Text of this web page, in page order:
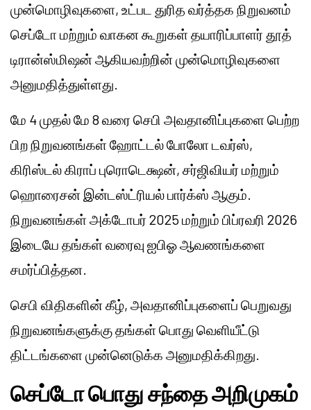
முன்மொழிவுகளை, உட்பட துரித வர்த்தக நிறுவனம்
செப்டோ மற்றும் வாகன கூறுகள் தயாரிப்பாளர் தூத்
டிரான்ஸ்மிஷன் ஆகியவற்றின் முன்மொழிவுகளை
அனுமதித்துள்ளது.
மே 4 முதல் மே 8 வரை செபி அவதானிப்புகளை பெற்ற
பிற நிறுவனங்கள் ஹோட்டல் போலோ டவர்ஸ்,
கிரிஸ்டல் கிராப் புரொடெக்ஷன், சர்ஜிவியர் மற்றும்
ஹொரைசன் இன்டஸ்ட்ரியல் பார்க்ஸ் ஆகும்.
நிறுவனங்கள் அக்டோபர் 2025 மற்றும் பிப்ரவரி 2026
இடையே தங்கள் வரைவு ஐபிஓ ஆவணங்களை
சமர்ப்பித்தன.
செபி விதிகளின் கீழ், அவதானிப்புகளைப் பெறுவது
நிறுவனங்களுக்கு தங்கள் பொது வெளியீட்டு
திட்டங்களை முன்னெடுக்க அனுமதிக்கிறது.
செப்டோ பொது சந்தை அறிமுகம்